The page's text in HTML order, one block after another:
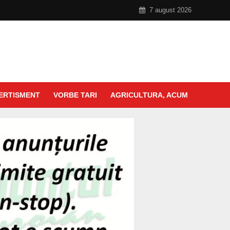
7 august 2026
VORBE TARI AGRICULTURA, ACUM